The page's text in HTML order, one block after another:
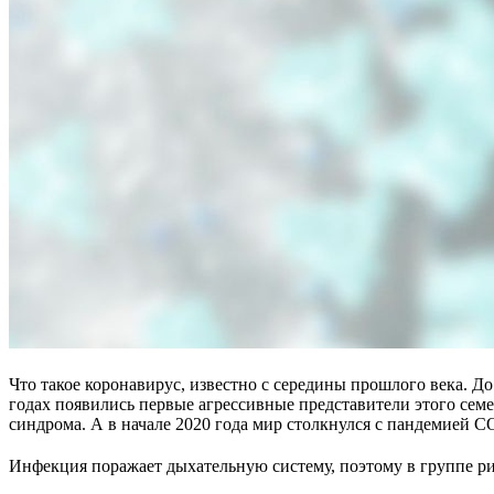
Что такое коронавирус, известно с середины прошлого
годах появились первые агрессивные представители этого
синдрома. А в начале 2020 года мир столкнулся с
Инфекция поражает дыхательную систему, поэтому в группе